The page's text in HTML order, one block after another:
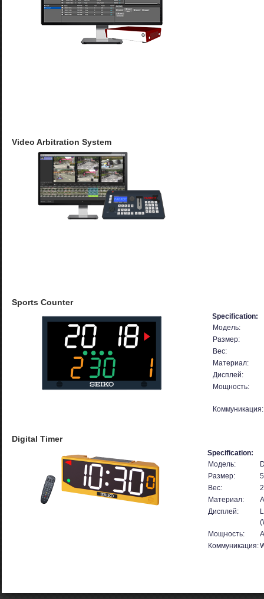
Video Arbitration System
Sports Counter
Specification:
Модель:
Размер:
Вес:
Материал:
Дисплей:
Мощность:
Коммуникация:
Digital Timer
Specification:
Модель:
Размер:
Вес:
Материал:
Дисплей:
Мощность:
Коммуникация: